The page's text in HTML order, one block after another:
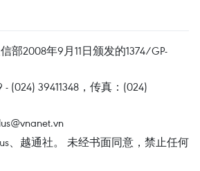
部2008年9月11日颁发的1374/GP-
- (024) 39411348，传真：(024)
、越通社。 未经书面同意，禁止任何